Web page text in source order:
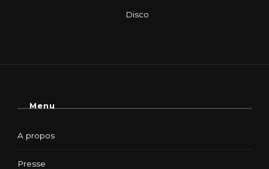
Menu
A propos
Presse